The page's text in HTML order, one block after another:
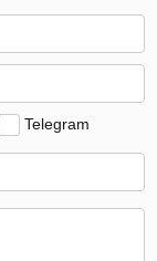
Telegram